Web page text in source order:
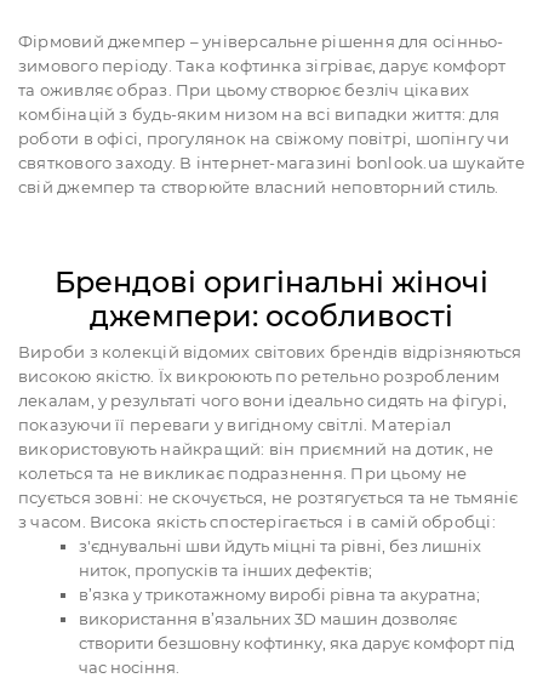
Фірмовий джемпер – універсальне рішення для осінньо-
зимового періоду. Така кофтинка зігріває, дарує комфорт
та оживляє образ. При цьому створює безліч цікавих
комбінацій з будь-яким низом на всі випадки життя: для
роботи в офісі, прогулянок на свіжому повітрі, шопінгу чи
святкового заходу. В інтернет-магазині bonlook.ua шукайте
свій джемпер та створюйте власний неповторний стиль.
Брендові оригінальні жіночі
джемпери: особливості
Вироби з колекцій відомих світових брендів відрізняються
високою якістю. Їх викроюють по ретельно розробленим
лекалам, у результаті чого вони ідеально сидять на фігурі,
показуючи її переваги у вигідному світлі. Матеріал
використовують найкращий: він приємний на дотик, не
колеться та не викликає подразнення. При цьому не
псується зовні: не скочується, не розтягується та не тьмяніє
з часом. Висока якість спостерігається і в самій обробці:
з'єднувальні шви йдуть міцні та рівні, без лишніх
ниток, пропусків та інших дефектів;
в’язка у трикотажному виробі рівна та акуратна;
використання в’язальних 3D машин дозволяє
створити безшовну кофтинку, яка дарує комфорт під
час носіння.